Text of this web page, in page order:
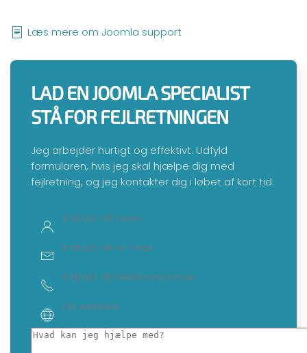
Læs mere om Joomla support
LAD EN JOOMLA SPECIALIST
STÅ FOR FEJLRETNINGEN
Jeg arbejder hurtigt og effektivt. Udfyld
formularen, hvis jeg skal hjælpe dig med
fejlretning, og jeg kontakter dig i løbet af kort tid.